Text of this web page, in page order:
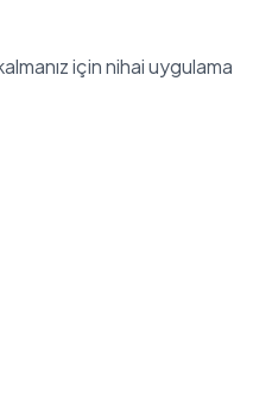
için nihai uygulama